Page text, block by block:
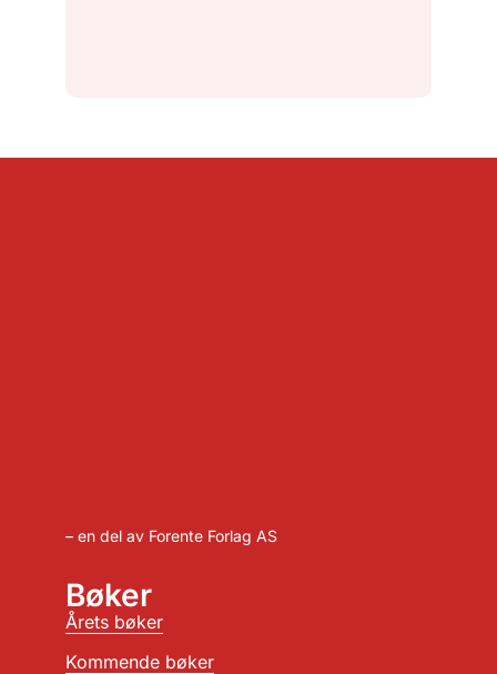
– en del av Forente Forlag AS
Bøker
Årets bøker
Kommende bøker